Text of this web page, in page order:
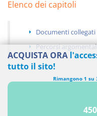
Elenco dei capitoli
Documenti collegati
Percorsi
(abrogato) ATTIVITÀ DI
(art. 6, d.lgs. n.
ACQUISTA ORA
tutto il sito!
Rimangono 1